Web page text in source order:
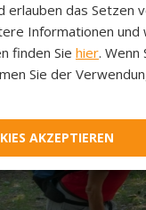
erlauben das Setzen
Informationen und
finden Sie hier. Wenn
Sie der
AKZEPTIEREN